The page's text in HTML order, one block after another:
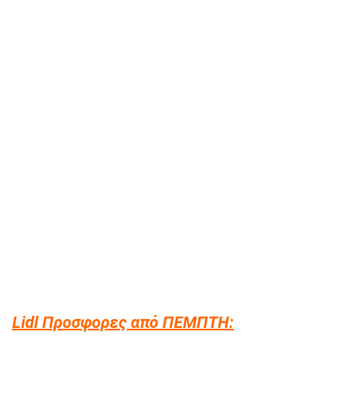
Lidl Προσφορες από ΠΕΜΠΤΗ: